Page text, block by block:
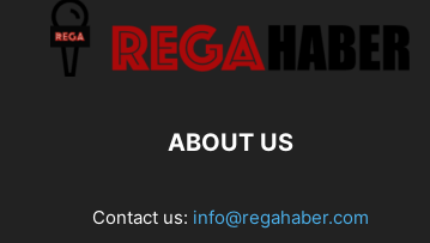
ABOUT US
Contact us: info@regahaber.com